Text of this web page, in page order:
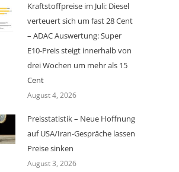
Kraftstoffpreise im Juli: Diesel
verteuert sich um fast 28 Cent
– ADAC Auswertung: Super
E10-Preis steigt innerhalb von
drei Wochen um mehr als 15
Cent
August 4, 2026
Preisstatistik – Neue Hoffnung
auf USA/Iran-Gespräche lassen
Preise sinken
August 3, 2026